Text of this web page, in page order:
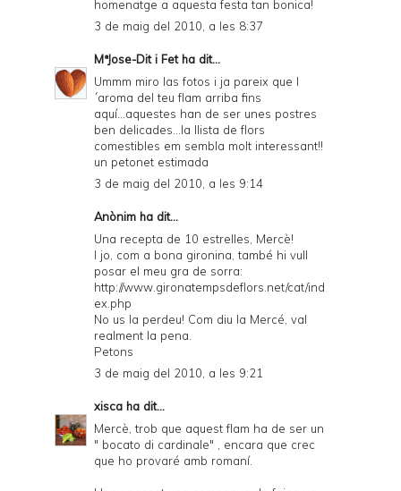
homenatge a aquesta festa tan bonica!
3 de maig del 2010, a les 8:37
MªJose-Dit i Fetha dit...
Ummm miro las fotos i ja pareix que l
´aroma del teu flam arriba fins
aquí...aquestes han de ser unes postres
ben delicades...la llista de flors
comestibles em sembla molt interessant!!
un petonet estimada
3 de maig del 2010, a les 9:14
Anònim ha dit...
Una recepta de 10 estrelles, Mercè!
I jo, com a bona gironina, també hi vull
posar el meu gra de sorra:
http://www.gironatempsdeflors.net/cat/ind
ex.php
No us la perdeu! Com diu la Mercé, val
realment la pena.
Petons
3 de maig del 2010, a les 9:21
xisca ha dit...
Mercè, trob que aquest flam ha de ser un
" bocato di cardinale" , encara que crec
que ho provaré amb romaní.